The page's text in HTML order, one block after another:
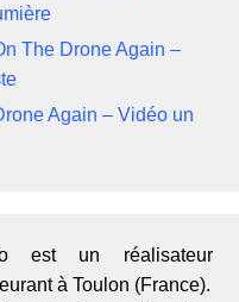
The Drone Again –
Again – Vidéo un
est un réalisateur
à Toulon (France).